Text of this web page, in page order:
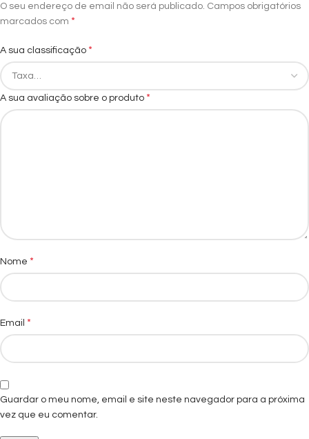
O seu endereço de email não será publicado. Campos obrigatórios
marcados com *
A sua classificação *
A sua avaliação sobre o produto *
Nome *
Email *
Guardar o meu nome, email e site neste navegador para a próxima
vez que eu comentar.